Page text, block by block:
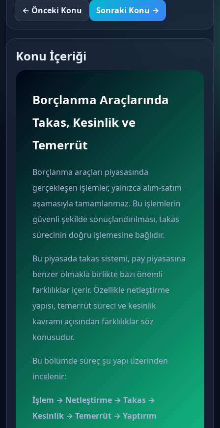
← Önceki Konu
Sonraki Konu →
Konu İçeriği
Borçlanma Araçlarında
Takas, Kesinlik ve
Temerrüt
Borçlanma araçları piyasasında
gerçekleşen işlemler, yalnızca alım-satım
aşamasıyla tamamlanmaz. Bu işlemlerin
güvenli şekilde sonuçlandırılması, takas
sürecinin doğru işlemesine bağlıdır.
Bu piyasada takas sistemi, pay piyasasına
benzer olmakla birlikte bazı önemli
farklılıklar içerir. Özellikle netleştirme
yapısı, temerrüt süreci ve kesinlik
kavramı açısından farklılıklar söz
konusudur.
Bu bölümde süreç şu yapı üzerinden
incelenir:
İşlem → Netleştirme → Takas →
Kesinlik → Temerrüt → Yaptırım